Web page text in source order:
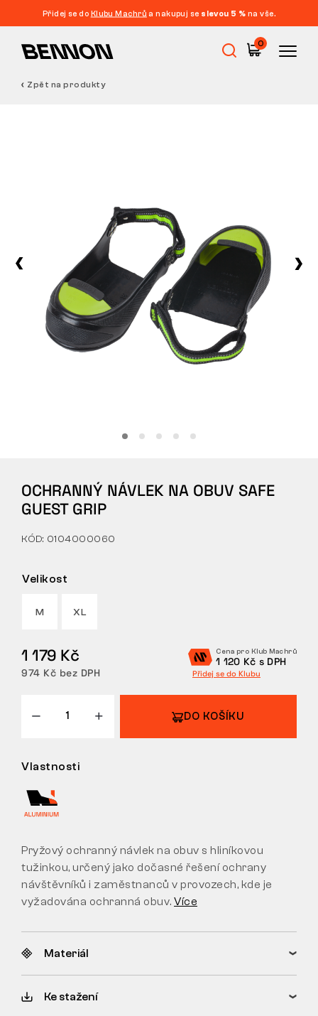
Přidej se do Klubu Machrů a nakupuj se slevou 5 % na vše.
0
Volnočasová obuv
Tactical
O NÁS
VRÁCENÍ/VÝMĚNA
Zpět na produkty
OCHRANNÝ NÁVLEK NA OBUV SAFE
GUEST GRIP
KÓD: 0104000060
Velikost
M XL
1 179 Kč
974 Kč bez DPH
Cena pro Klub Machrů
1 120 Kč s DPH
Přidej se do Klubu
DO KOŠÍKU
Vlastnosti
Pryžový ochranný návlek na obuv s hliníkovou
tužinkou, určený jako dočasné řešení ochrany
návštěvníků i zaměstnanců v provozech, kde je
vyžadována ochranná obuv. Více
Materiál
Ke stažení